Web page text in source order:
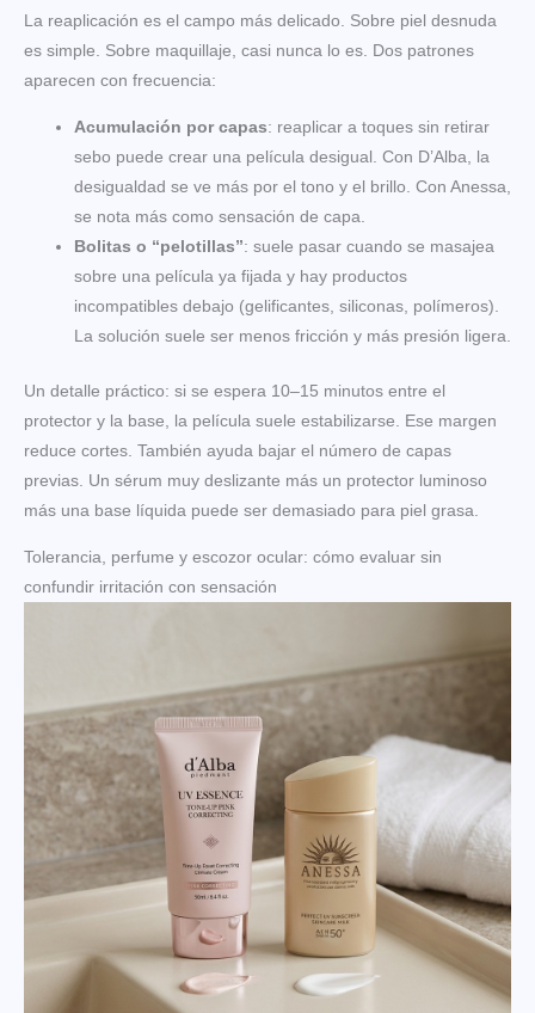
La reaplicación es el campo más delicado. Sobre piel desnuda
es simple. Sobre maquillaje, casi nunca lo es. Dos patrones
aparecen con frecuencia:
Acumulación por capas: reaplicar a toques sin retirar
sebo puede crear una película desigual. Con D’Alba, la
desigualdad se ve más por el tono y el brillo. Con Anessa,
se nota más como sensación de capa.
Bolitas o “pelotillas”: suele pasar cuando se masajea
sobre una película ya fijada y hay productos
incompatibles debajo (gelificantes, siliconas, polímeros).
La solución suele ser menos fricción y más presión ligera.
Un detalle práctico: si se espera 10–15 minutos entre el
protector y la base, la película suele estabilizarse. Ese margen
reduce cortes. También ayuda bajar el número de capas
previas. Un sérum muy deslizante más un protector luminoso
más una base líquida puede ser demasiado para piel grasa.
Tolerancia, perfume y escozor ocular: cómo evaluar sin
confundir irritación con sensación